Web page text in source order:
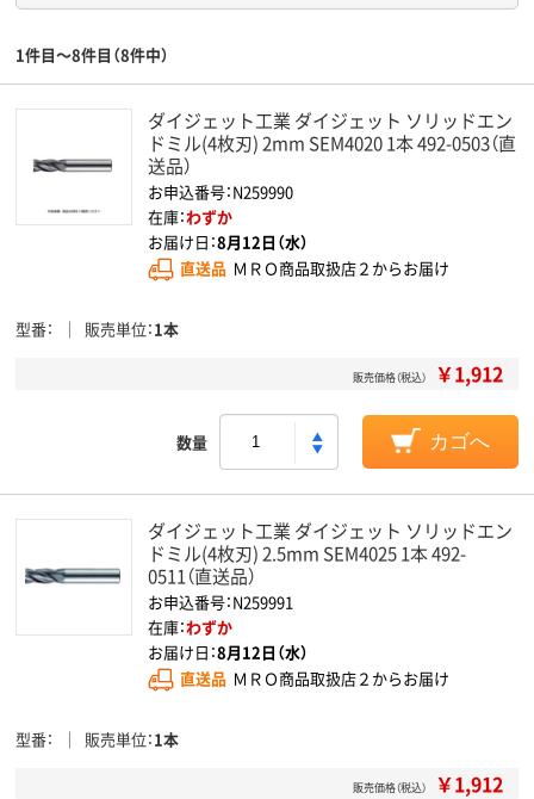
1件目～8件目（8件中）
ダイジェット工業 ダイジェット ソリッドエン
ドミル(4枚刃) 2mm SEM4020 1本 492-0503（直
送品）
お申込番号：N259990
在庫：わずか
お届け日：8月12日（水）
直送品 ＭＲＯ商品取扱店２からお届け
型番 販売単位 1本
販売価格（税込） ￥1,912
数量 カゴへ
ダイジェット工業 ダイジェット ソリッドエン
ドミル(4枚刃) 2.5mm SEM4025 1本 492-
0511（直送品）
お申込番号：N259991
在庫：わずか
お届け日：8月12日（水）
直送品 ＭＲＯ商品取扱店２からお届け
型番 販売単位 1本
販売価格（税込） ￥1,912